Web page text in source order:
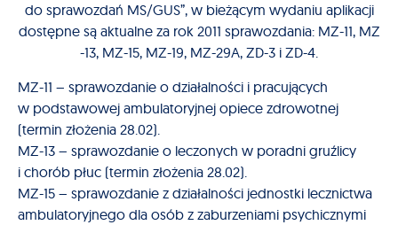
do sprawozdań MS/GUS”, w bieżącym wydaniu aplikacji
dostępne są aktualne za rok 2011 sprawozdania: MZ-11, MZ
-13, MZ-15, MZ-19, MZ-29A, ZD-3 i ZD-4.
MZ-11 – sprawozdanie o działalności i pracujących
w podstawowej ambulatoryjnej opiece zdrowotnej
(termin złożenia 28.02).
MZ-13 – sprawozdanie o leczonych w poradni gruźlicy
i chorób płuc (termin złożenia 28.02).
MZ-15 – sprawozdanie z działalności jednostki lecznictwa
ambulatoryjnego dla osób z zaburzeniami psychicznymi